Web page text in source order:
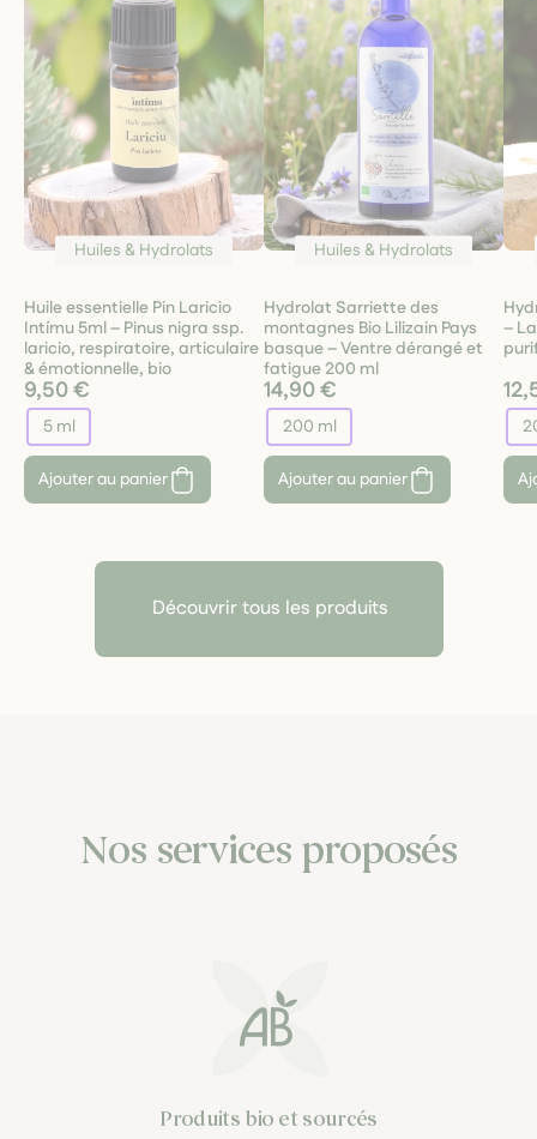
Huiles & Hydrolats
Huile essentielle Pin Laricio
Intímu 5ml – Pinus nigra ssp.
laricio, respiratoire, articulaire
& émotionnelle, bio
9,50 €
5 ml
Ajouter au panier
Huiles & Hydrolats
Hydrolat Sarriette des
montagnes Bio Lilizain Pays
basque – Ventre dérangé et
fatigue 200 ml
14,90 €
200 ml
Ajouter au panier
–
Découvrir tous les produits
Nos services proposés
Produits bio et sourcés